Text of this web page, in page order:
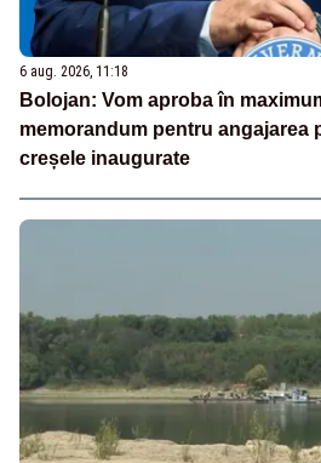
6 aug. 2026, 11:18
Bolojan: Vom aproba în
memorandum pentru angajarea
creșele inaugurate